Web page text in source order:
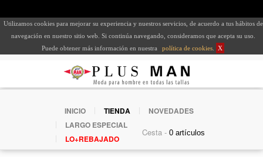
Utilizamos cookies para mejorar su experiencia y nuestros servicios, de acuerdo a tus hábitos de
navegación en nuestro sitio web. Si continúa navegando, consideramos que acepta su uso.
Puede obtener más información en nuestra
política de cookies X
INICIO TIENDA
NOVEDADES
LARGO ESPECIAL
LO+REBAJADO
Cesta -